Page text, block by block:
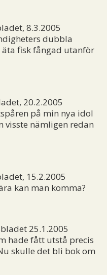
8.3.2005
dubbla
fisk fångad utanför
20.2.2005
på min nya idol
visste nämligen redan
15.2.2005
kan man komma?
25.1.2005
hade fått utstå precis
skulle det bli bok om